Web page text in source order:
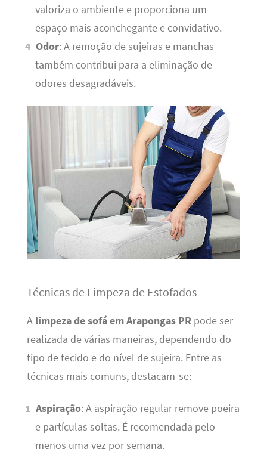
valoriza o ambiente e proporciona um
espaço mais aconchegante e convidativo.
Odor: A remoção de sujeiras e manchas
também contribui para a eliminação de
odores desagradáveis.
Técnicas de Limpeza de Estofados
A limpeza de sofá em Arapongas PRpode ser
realizada de várias maneiras, dependendo do
tipo de tecido e do nível de sujeira. Entre as
técnicas mais comuns, destacam-se:
Aspiração: A aspiração regular remove poeira
e partículas soltas. É recomendada pelo
menos uma vez por semana.